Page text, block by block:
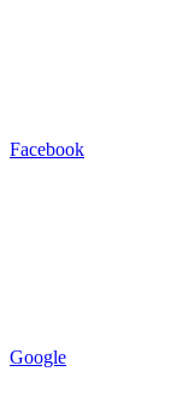
Facebook
Google